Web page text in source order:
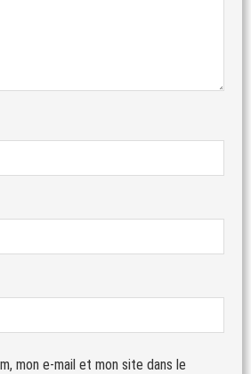
mon e-mail et mon site dans le